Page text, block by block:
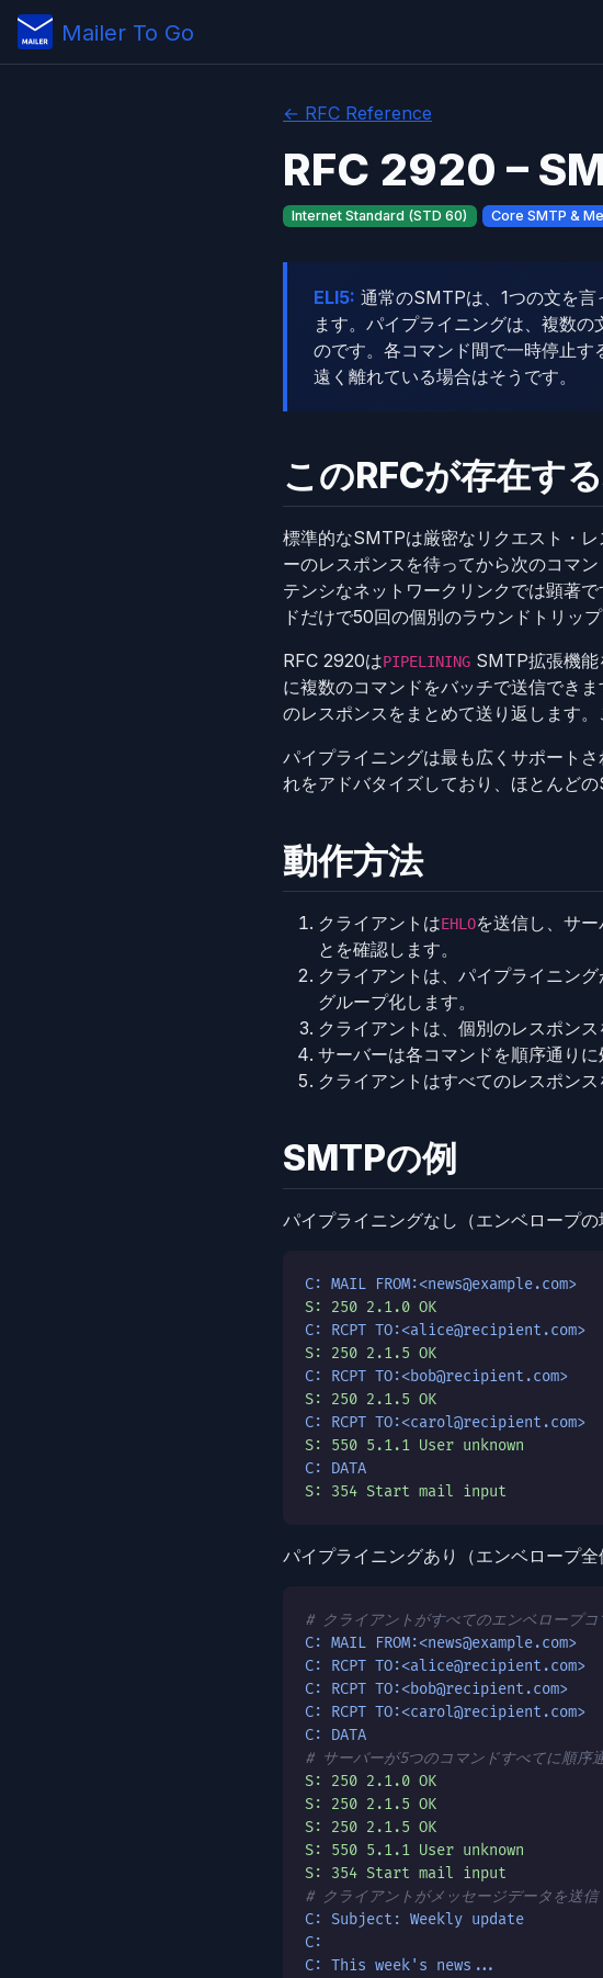
Mailer To Go
← RFC Reference
RFC 2920 –
Internet Standard (STD 60) Core SMTP &
ELI5: 通常のSMTPは、1つの文を
ます。パイプライニングは、複数
のです。各コマンド間で一時停止
遠く離れている場合はそうです。
このRFCが存在す
標準的なSMTPは厳密なリクエスト・
ーのレスポンスを待ってから次のコマ
テンシなネットワークリンクでは顕著
ドだけで50回の個別のラウンドトリップ
RFC 2920はPIPELINING SMTP拡張機能
に複数のコマンドをバッチで送信でき
のレスポンスをまとめて送り返します
パイプライニングは最も広くサポート
れをアドバタイズしており、ほとんど
動作方法
クライアントはEHLOを送信し、サ
とを確認します。
クライアントは、パイプライニング
グループ化します。
クライアントは、個別のレスポン
サーバーは各コマンドを順序通り
クライアントはすべてのレスポン
SMTPの例
パイプライニングなし（エンベロープの
C: MAIL FROM:<news@example.com>
S: 250 2.1.0 OK
C: RCPT TO:<alice@recipient.com>
S: 250 2.1.5 OK
C: RCPT TO:<bob@recipient.com>
S: 250 2.1.5 OK
C: RCPT TO:<carol@recipient.com>
S: 550 5.1.1 User unknown
C: DATA
S: 354 Start mail input
パイプライニングあり（エンベロープ全
# クライアントがすべてのエンベロープ
C: MAIL FROM:<news@example.com>
C: RCPT TO:<alice@recipient.com>
C: RCPT TO:<bob@recipient.com>
C: RCPT TO:<carol@recipient.com>
C: DATA
# サーバーが5つのコマンドすべてに順序
S: 250 2.1.0 OK
S: 250 2.1.5 OK
S: 250 2.1.5 OK
S: 550 5.1.1 User unknown
S: 354 Start mail input
# クライアントがメッセージデータを送
C: Subject: Weekly update
C:
C: This week's news...